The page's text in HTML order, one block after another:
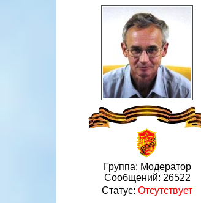
Группа: Модератор
Сообщений: 26522
Статус: Отсутствует